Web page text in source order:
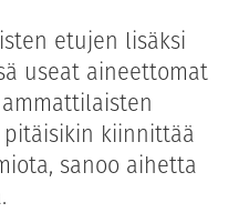
etujen lisäksi
useat aineettomat
kiinnittää
sanoo aihetta